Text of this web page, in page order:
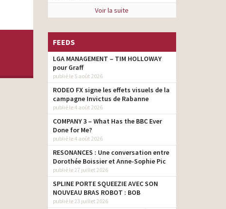
Voir la suite
FEEDS
LGA MANAGEMENT – TIM HOLLOWAY
pour Graff
publié le 5 août 2026
RODEO FX signe les effets visuels de la
campagne Invictus de Rabanne
publié le 4 août 2026
COMPANY 3 – What Has the BBC Ever
Done for Me?
publié le 4 août 2026
RESONANCES : Une conversation entre
Dorothée Boissier et Anne-Sophie Pic
publié le 27 juillet 2026
SPLINE PORTE SQUEEZIE AVEC SON
NOUVEAU BRAS ROBOT : BOB
publié le 23 juillet 2026